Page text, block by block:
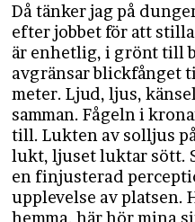
Då tänker jag på
efter jobbet för att
är enhetlig, i grönt till
avgränsar blickfånget
meter. Ljud, ljus,
samman. Fågeln i
till. Lukten av solljus
lukt, ljuset luktar sött.
en finjusterad
upplevelse av platsen.
hemma, här hör mina